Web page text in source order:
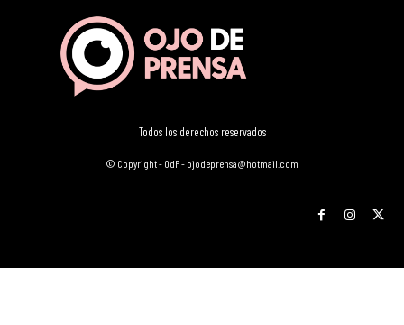
Todos los derechos reservados
© Copyright - OdP - ojodeprensa@hotmail.com